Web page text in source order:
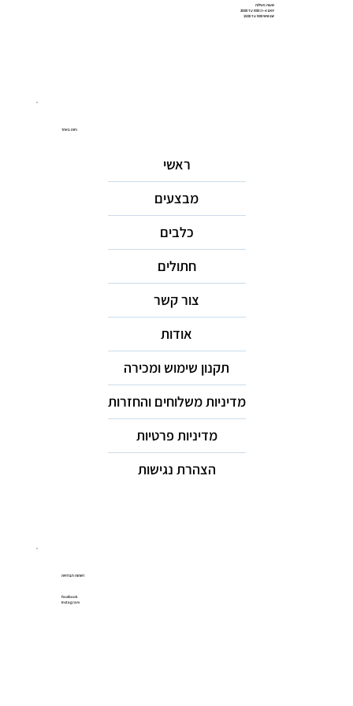
שעות פעילות
ימים א-ה: 9:00 עד 20:00
יום שישי 9:00 עד 15:00
ניווט באתר
ראשי
מבצעים
כלבים
חתולים
צור קשר
אודות
תקנון שימוש ומכירה
מדיניות משלוחים והחזרות
מדיניות פרטיות
הצהרת נגישות
רשתות חברתיות
Facebook
Instagram